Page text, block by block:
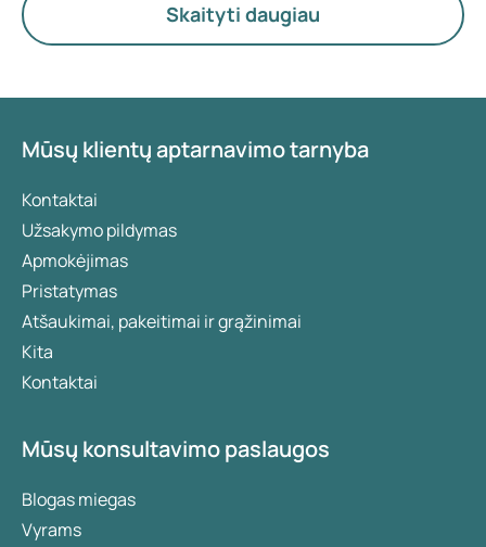
Skaityti daugiau
Mūsų klientų aptarnavimo tarnyba
Kontaktai
Užsakymo pildymas
Apmokėjimas
Pristatymas
Atšaukimai, pakeitimai ir grąžinimai
Kita
Kontaktai
Mūsų konsultavimo paslaugos
Blogas miegas
Vyrams